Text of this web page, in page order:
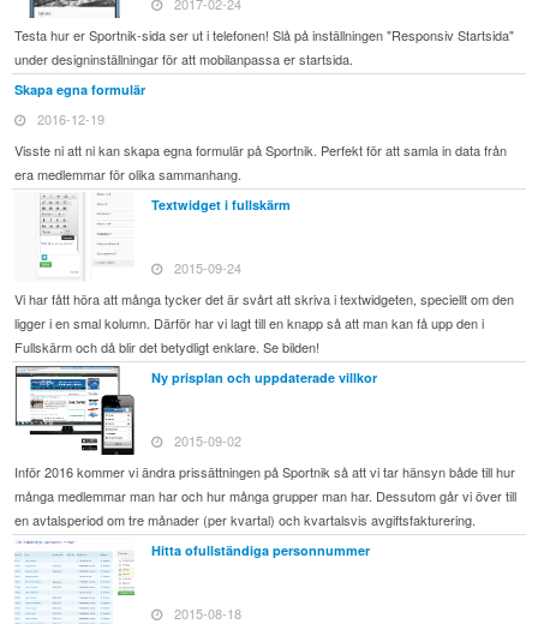
Testa hur er Sportnik-sida ser ut i telefonen! Slå på inställningen "Responsiv Startsida"
under designinställningar för att mobilanpassa er startsida.
Skapa egna formulär
2016-12-19
Visste ni att ni kan skapa egna formulär på Sportnik. Perfekt för att samla in data från
era medlemmar för olika sammanhang.
Textwidget i fullskärm
2015-09-24
Vi har fått höra att många tycker det är svårt att skriva i textwidgeten, speciellt om den
ligger i en smal kolumn. Därför har vi lagt till en knapp så att man kan få upp den i
Fullskärm och då blir det betydligt enklare. Se bilden!
Ny prisplan och uppdaterade villkor
2015-09-02
Inför 2016 kommer vi ändra prissättningen på Sportnik så att vi tar hänsyn både till hur
många medlemmar man har och hur många grupper man har. Dessutom går vi över till
en avtalsperiod om tre månader (per kvartal) och kvartalsvis avgiftsfakturering.
Hitta ofullständiga personnummer
2015-08-18